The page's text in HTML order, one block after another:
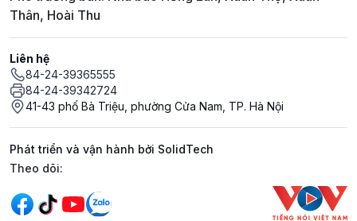
Thân, Hoài Thu
Liên hệ
84-24-39365555
84-24-39342724
41-43 phố Bà Triệu, phường Cửa Nam, TP. Hà Nội
Phát triển và vận hành bởi SolidTech
Mạng xã hội
Theo dõi: